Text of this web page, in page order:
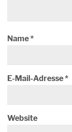
Name*
E-Mail-Adresse*
Website